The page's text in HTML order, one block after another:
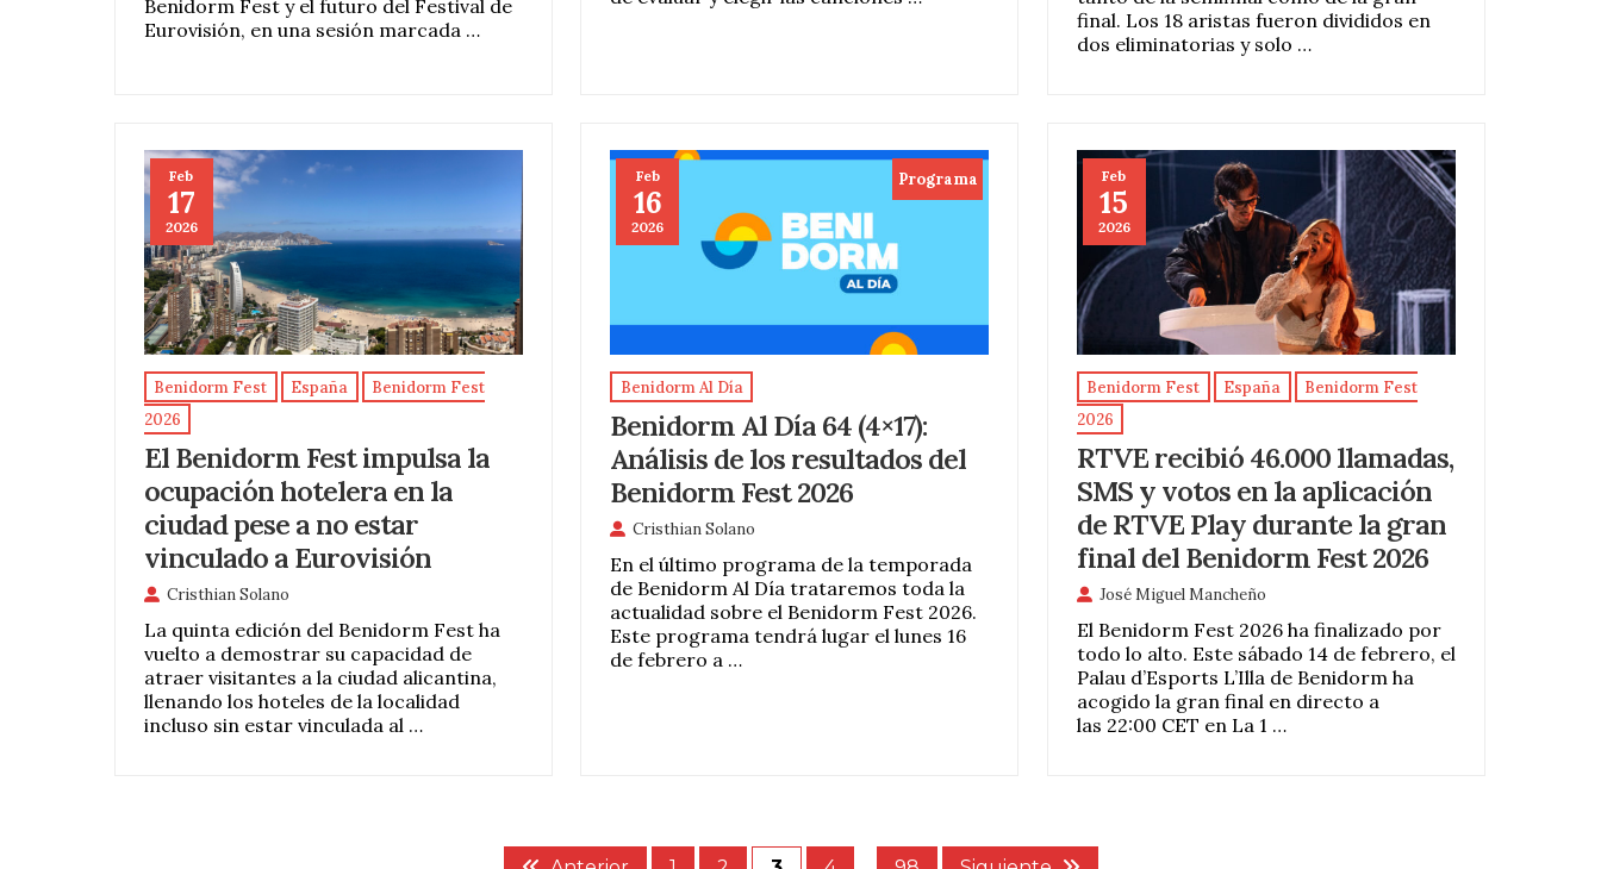
Benidorm Fest y el futuro del Festival de
Eurovisión, en una sesión marcada …
final. Los 18 aristas fueron divididos en
dos eliminatorias y solo …
Feb
17
2026
Benidorm Fest España
Benidorm Fest
2026
El Benidorm Fest impulsa la
ocupación hotelera en la
ciudad pese a no estar
vinculado a Eurovisión
Cristhian Solano
La quinta edición del Benidorm Fest ha
vuelto a demostrar su capacidad de
atraer visitantes a la ciudad alicantina,
llenando los hoteles de la localidad
incluso sin estar vinculada al …
Feb
16
2026
Programa
Benidorm Al Día
Benidorm Al Día 64 (4×17):
Análisis de los resultados del
Benidorm Fest 2026
Cristhian Solano
En el último programa de la temporada
de Benidorm Al Día trataremos toda la
actualidad sobre el Benidorm Fest 2026.
Este programa tendrá lugar el lunes 16
de febrero a …
Feb
15
2026
Benidorm Fest España
Benidorm Fest
2026
RTVE recibió 46.000 llamadas,
SMS y votos en la aplicación
de RTVE Play durante la gran
final del Benidorm Fest 2026
José Miguel Mancheño
El Benidorm Fest 2026 ha finalizado por
todo lo alto. Este sábado 14 de febrero, el
Palau d’Esports L’Illa de Benidorm ha
acogido la gran final en directo a
las 22:00 CET en La 1 …